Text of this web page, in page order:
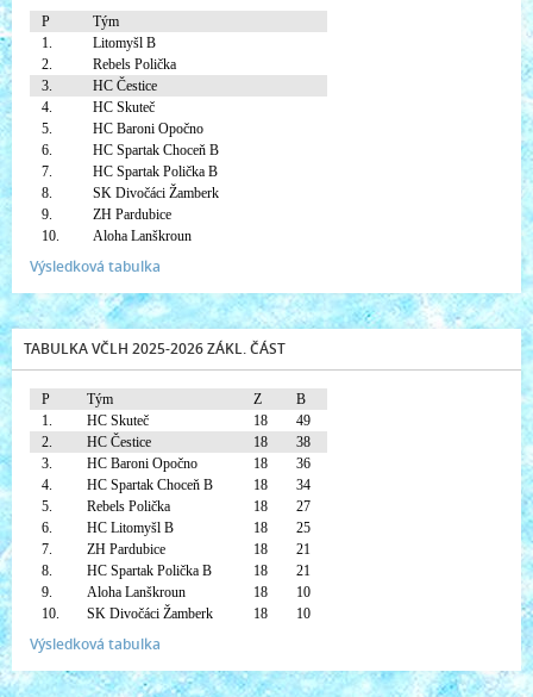
P
Tým
1.
Litomyšl B
2.
Rebels Polička
3.
HC Čestice
4.
HC Skuteč
5.
HC Baroni Opočno
6.
HC Spartak Choceň B
7.
HC Spartak Polička B
8.
SK Divočáci Žamberk
9.
ZH Pardubice
10.
Aloha Lanškroun
Výsledková tabulka
TABULKA VČLH 2025-2026 ZÁKL. ČÁST
P Tým Z
B
1.
HC Skuteč 18
49
2.
HC Čestice 18
38
3.
HC Baroni Opočno 18
36
4.
HC Spartak Choceň B 18
34
5.
Rebels Polička 18
27
6.
HC Litomyšl B 18
25
7.
ZH Pardubice 18
21
8.
HC Spartak Polička B 18
21
9.
Aloha Lanškroun 18
10
10.
SK Divočáci Žamberk 18 10
Výsledková tabulka